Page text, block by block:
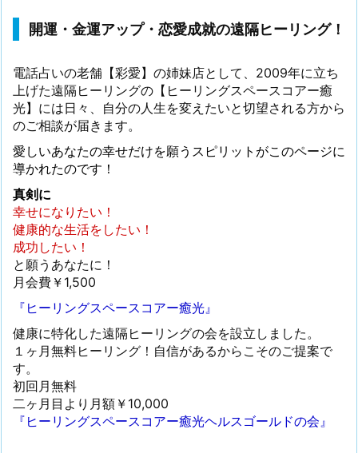
開運・金運アップ・恋愛成就の遠隔ヒーリング！
電話占いの老舗【彩愛】の姉妹店として、2009年に立ち
上げた遠隔ヒーリングの【ヒーリングスペースコアー癒
光】には日々、自分の人生を変えたいと切望される方から
のご相談が届きます。
愛しいあなたの幸せだけを願うスピリットがこのページに
導かれたのです！
真剣に
幸せになりたい！
健康的な生活をしたい！
成功したい！
と願うあなたに！
月会費￥1,500
『ヒーリングスペースコアー癒光』
健康に特化した遠隔ヒーリングの会を設立しました。
１ヶ月無料ヒーリング！自信があるからこそのご提案で
す。
初回月無料
二ヶ月目より月額￥10,000
『ヒーリングスペースコアー癒光ヘルスゴールドの会』